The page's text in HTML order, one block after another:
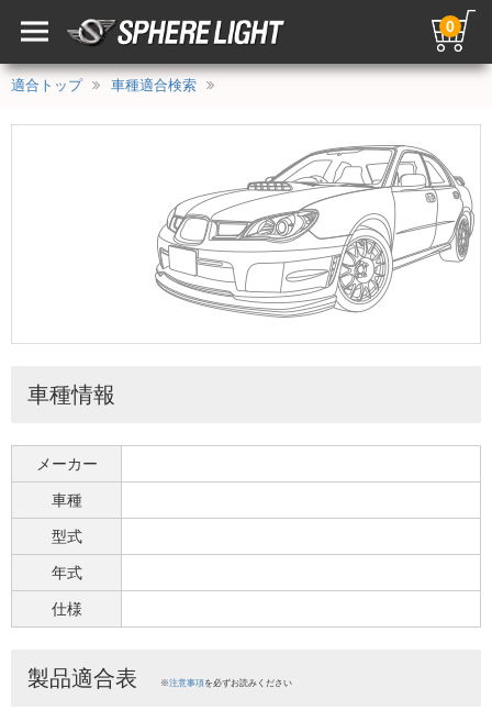
0
適合トップ 車種適合検索
車種情報
メーカー
車種
型式
年式
仕様
製品適合表 ※注意事項を必ずお読みください